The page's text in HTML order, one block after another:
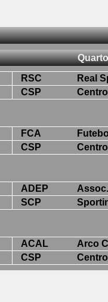
RSC
Real
CSP
FCA
CSP
ADEP
SCP
ACAL
Arco
CSP